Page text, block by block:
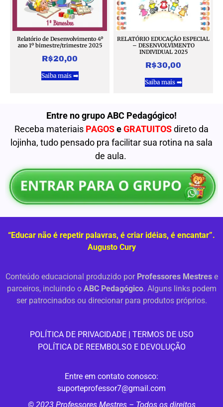
Relatório de Desenvolvimento 4º
ano 1º bimestre/trimestre 2025
R$20,00
Saiba mais ➡️
RELATÓRIO EDUCAÇÃO ESPECIAL
– DESENVOLVIMENTO
INDIVIDUAL 2025
R$30,00
Saiba mais ➡️
Entre no grupo ABC Pedagógico!
Receba materiais PAGOSeGRATUITOSdireto da
lojinha, tudo pensado pra facilitar sua rotina na sala
de aula.
“Educar não é repetir palavras, é criar idéias, é encantar”.
Augusto Cury
Conteúdo educacional produzido por Professores Mestrese
parceiros, incluindo o ABC Pedagógico. Alguns links podem
ser patrocinados ou direcionar para produtos próprios.
POLÍTICA DE PRIVACIDADE| TERMOS DE USO
POLÍTICA DE REEMBOLSO E DEVOLUÇÃO
Entre em contato conosco:
suporteprofessor7@gmail.com
© 2023 Professores Mestres – Todos os direitos